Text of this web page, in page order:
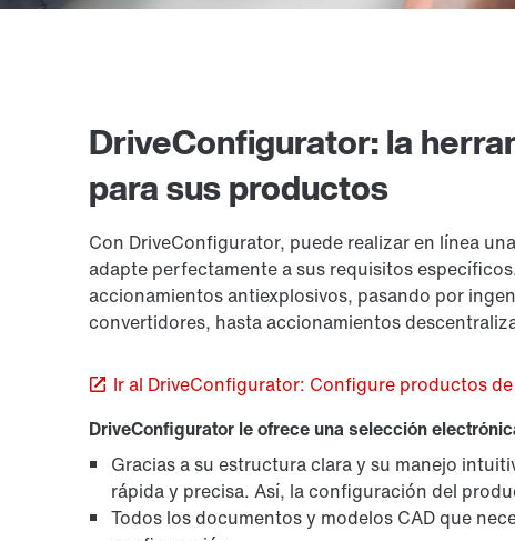
DriveConfigurator: la
para sus productos
Con DriveConfigurator, puede realizar en línea
adapte perfectamente a sus requisitos
accionamientos antiexplosivos, pasando por
convertidores, hasta accionamientos
Ir al DriveConfigurator: Configure productos
DriveConfigurator le ofrece una selección
Gracias a su estructura clara y su manejo
rápida y precisa. Así, la configuración del
Todos los documentos y modelos CAD que